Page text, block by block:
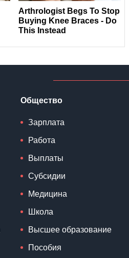
Общество
Зарплата
Работа
Выплаты
Субсидии
Медицина
Школа
Высшее образование
Пособия